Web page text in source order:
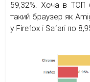
59,32%. Хоча в ТОП
такий браузер як
у Firefox і Safari по